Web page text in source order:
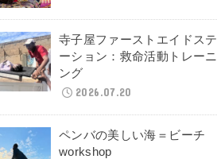
寺子屋ファーストエイドステ
ーション：救命活動トレーニ
ング
2026.07.20
ペンバの美しい海＝ビーチ
workshop